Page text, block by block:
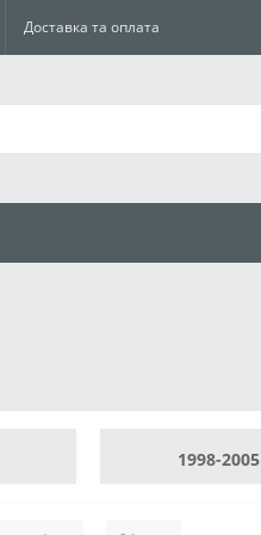
Доставка та оплата
1998-2005